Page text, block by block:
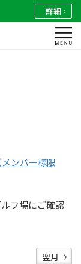
詳細
ンバー様限
フ場にご確認
翌月